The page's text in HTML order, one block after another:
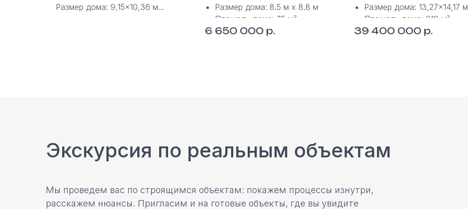
Размер дома: 9,15×10,36 м
Размер дома: 8.5 м х 8.8 м
Площадь дома: 75 м²
2 этажа
6 650 000 р.
Размер дома: 13,27×14,17 м
Площадь дома: 319 м²
2 этажа
39 400 000 р.
Экскурсия по реальным объектам
Мы проведем вас по строящимся объектам: покажем процессы изнутри,
расскажем нюансы. Пригласим и на готовые объекты, где вы увидите